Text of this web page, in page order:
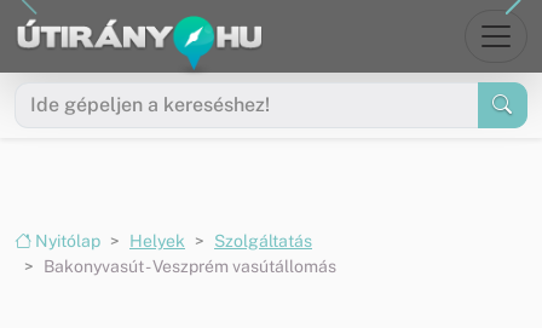
Ugrás a menüre
Ugrás a tartalomra
Nyitólap Helyek
Szolgáltatás
Bakonyvasút - Veszprém vasútállomás